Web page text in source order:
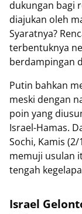
dukungan bagi
diajukan oleh
Syaratnya?
terbentuknya
berdampingan
Putin bahkan
meski dengan
poin yang
Israel-Hamas.
Sochi, Kamis
memuji usulan
tengah
Israel